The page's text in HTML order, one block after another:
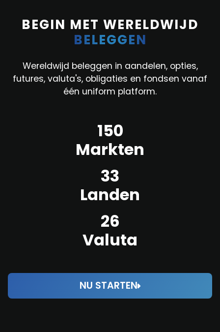
BEGIN MET WERELDWIJD
‍BELEGGEN
Wereldwijd beleggen in aandelen, opties,
futures, valuta's, obligaties en fondsen vanaf
één uniform platform.
150
Markten
33
Landen
26
Valuta
NU STARTEN